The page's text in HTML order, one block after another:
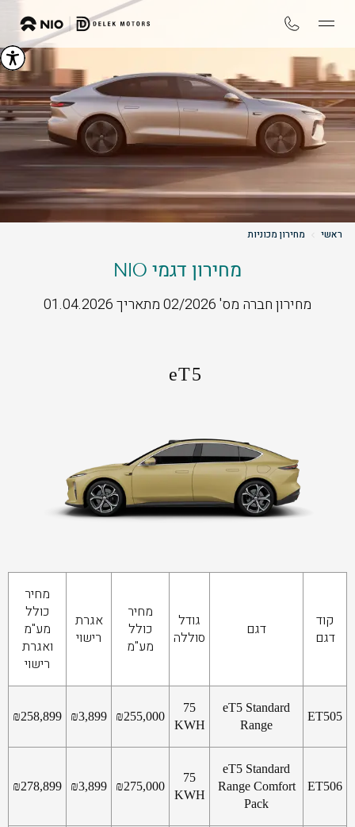
ראשי מחירון מכוניות
מחירון דגמי NIO
מחירון חברה מס' 02/2026 מתאריך 01.04.2026
eT5
קוד
דגם
דגם
גודל
סוללה
מחיר
כולל
מע"מ
אגרת
רישוי
מחיר
כולל
מע"מ
ואגרת
רישוי
ET505
eT5 Standard
Range
75
KWH
₪255,000
₪3,899
₪258,899
ET506
eT5 Standard
Range Comfort
Pack
75
KWH
₪275,000
₪3,899
₪278,899